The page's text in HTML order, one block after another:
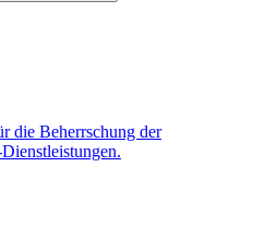
die Beherrschung der